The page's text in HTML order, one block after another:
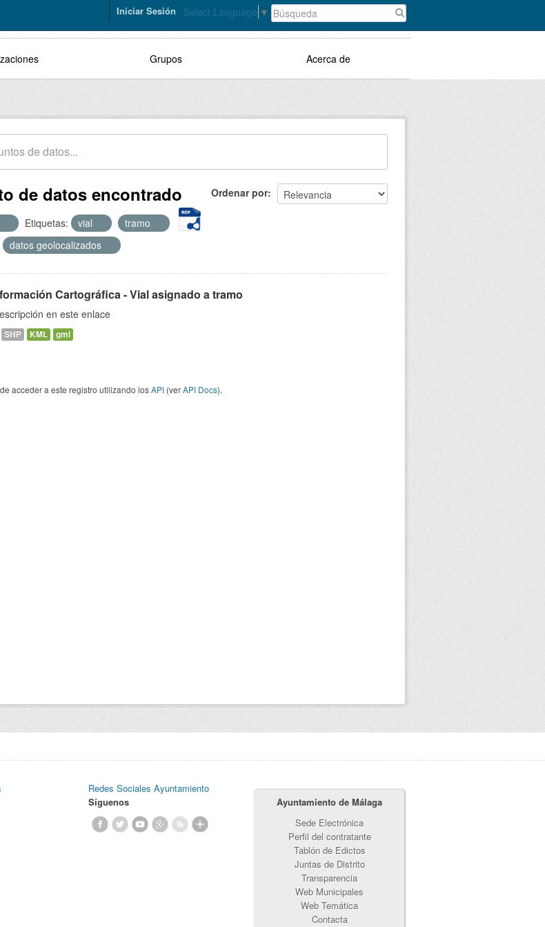
Select Language ▼
Iniciar Sesión
Grupos Acerca de
Ordenar por
de datos encontrado
Etiquetas: vial
tramo
datos geolocalizados
Cartográfica - Vial asignado a tramo
en este enlace
SHP KML gml
acceder a este registro utilizando losAPI (verAPI Docs).
Redes Sociales Ayuntamiento
Síguenos
Ayuntamiento de Málaga
Sede Electrónica
Perfil del contratante
Tablón de Edictos
Juntas de Distrito
Transparencia
Web Municipales
Web Temática
Contacta